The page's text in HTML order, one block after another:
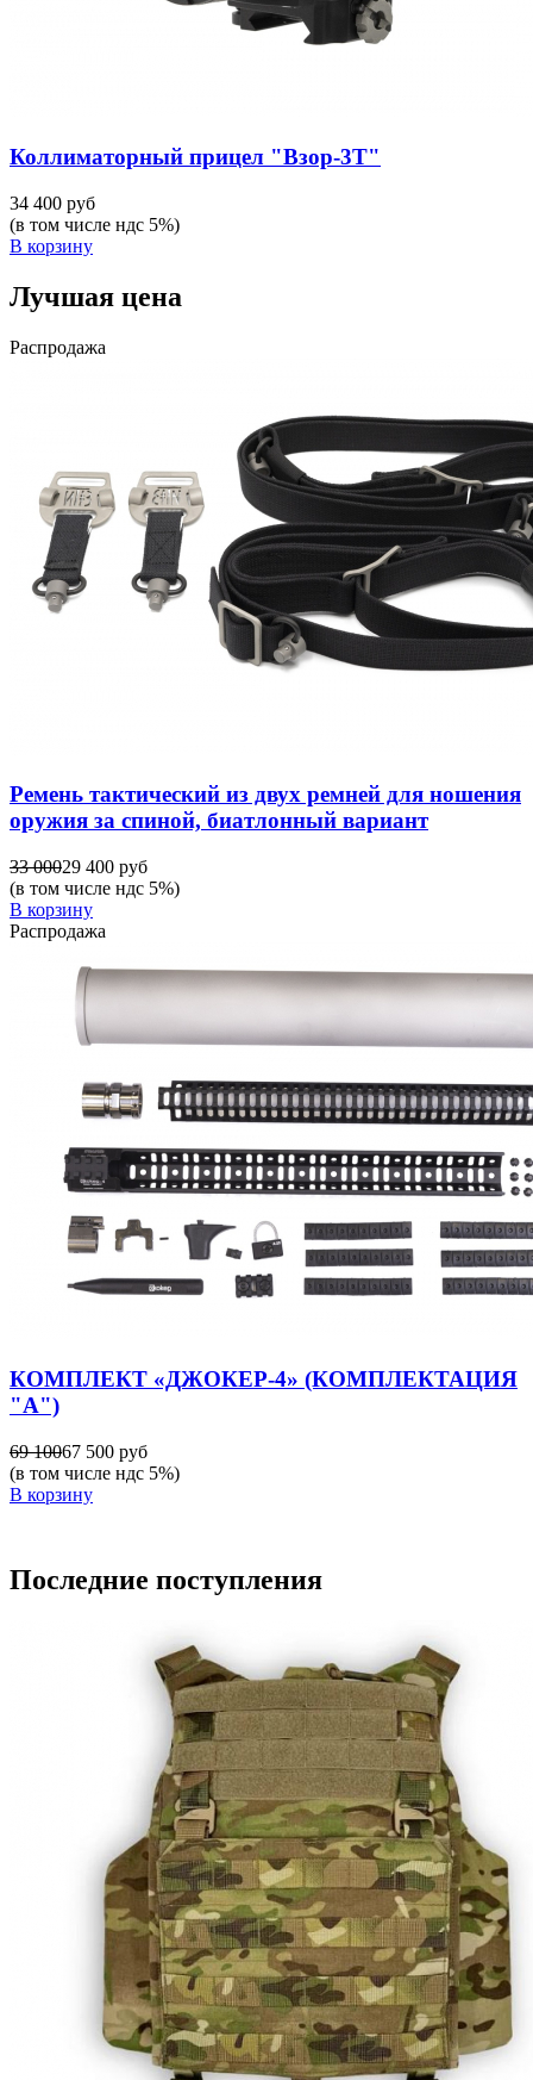
Коллиматорный прицел "Взор-3Т"
34 400 руб
(в том числе ндс 5%)
В корзину
Лучшая цена
Распродажа
Ремень тактический из двух ремней для ношения
оружия за спиной, биатлонный вариант
33 00029 400 руб
(в том числе ндс 5%)
В корзину
Распродажа
КОМПЛЕКТ «ДЖОКЕР-4» (КОМПЛЕКТАЦИЯ
"А")
69 10067 500 руб
(в том числе ндс 5%)
В корзину
Последние поступления